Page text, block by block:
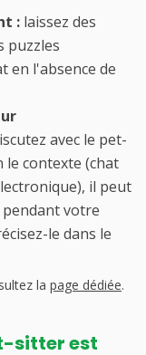
: laissez des
puzzles
en l'absence de
avec le pet-
le contexte (chat
il peut
votre
le dans le
la page dédiée.
sitter est